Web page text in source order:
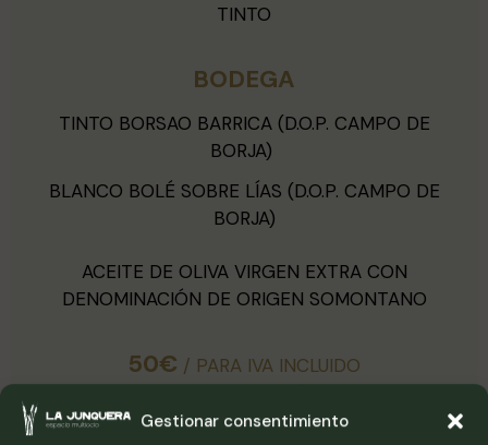
Gestionar consentimiento
TINTO
BODEGA
TINTO BORSAO BARRICA (D.O.P. CAMPO DE
BORJA)
BLANCO BOLÉ SOBRE LÍAS (D.O.P. CAMPO DE
BORJA)
ACEITE DE OLIVA VIRGEN EXTRA CON
DENOMINACIÓN DE ORIGEN SOMONTANO
50€ / PARA IVA INCLUIDO
MÍNIMO 2 PERSONAS